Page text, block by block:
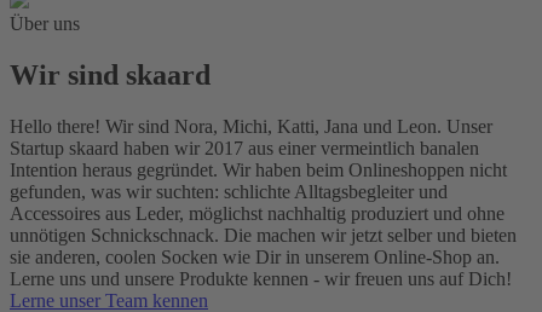
Über uns
Wir sind skaard
Hello there! Wir sind Nora, Michi, Katti, Jana und Leon. Unser
Startup skaard haben wir 2017 aus einer vermeintlich banalen
Intention heraus gegründet. Wir haben beim Onlineshoppen nicht
gefunden, was wir suchten: schlichte Alltagsbegleiter und
Accessoires aus Leder, möglichst nachhaltig produziert und ohne
unnötigen Schnickschnack. Die machen wir jetzt selber und bieten
sie anderen, coolen Socken wie Dir in unserem Online-Shop an.
Lerne uns und unsere Produkte kennen - wir freuen uns auf Dich!
Lerne unser Team kennen